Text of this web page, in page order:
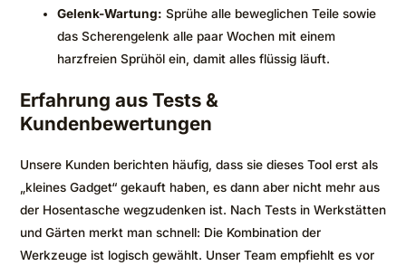
Gelenk-Wartung: Sprühe alle beweglichen Teile sowie
das Scherengelenk alle paar Wochen mit einem
harzfreien Sprühöl ein, damit alles flüssig läuft.
Erfahrung aus Tests &
Kundenbewertungen
Unsere Kunden berichten häufig, dass sie dieses Tool erst als
„kleines Gadget“ gekauft haben, es dann aber nicht mehr aus
der Hosentasche wegzudenken ist. Nach Tests in Werkstätten
und Gärten merkt man schnell: Die Kombination der
Werkzeuge ist logisch gewählt. Unser Team empfiehlt es vor